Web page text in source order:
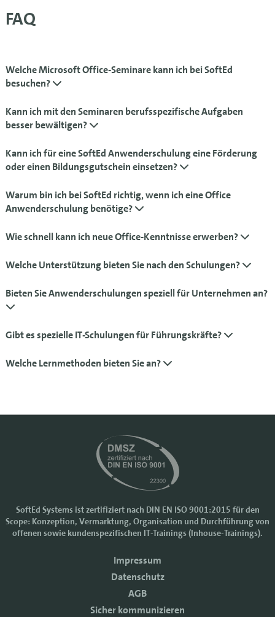
FAQ
Welche Microsoft Office-Seminare kann ich bei SoftEd
besuchen?
Kann ich mit den Seminaren berufsspezifische Aufgaben
besser bewältigen?
Kann ich für eine SoftEd Anwenderschulung eine Förderung
oder einen Bildungsgutschein einsetzen?
Warum bin ich bei SoftEd richtig, wenn ich eine Office
Anwenderschulung benötige?
Wie schnell kann ich neue Office-Kenntnisse erwerben?
Welche Unterstützung bieten Sie nach den Schulungen?
Bieten Sie Anwenderschulungen speziell für Unternehmen an?
Gibt es spezielle IT-Schulungen für Führungskräfte?
Welche Lernmethoden bieten Sie an?
SoftEd Systems ist zertifiziert nach DIN EN ISO 9001:2015 für den
Scope: Konzeption, Vermarktung, Organisation und Durchführung von
offenen sowie kundenspezifischen IT-Trainings (Inhouse-Trainings).
Impressum
Datenschutz
AGB
Sicher kommunizieren
Cookie-Einstellungen
verbessern. Manche Cookies sind notwendig, damit unsere Website
funktioniert. Mit anderen Cookies können wir die Zugriffe auf die
Mit einem Klick auf "Zustimmen" akzeptieren sie diese Verarbeitung
und auch die Weitergabe Ihrer Daten an Drittanbieter. Die Daten